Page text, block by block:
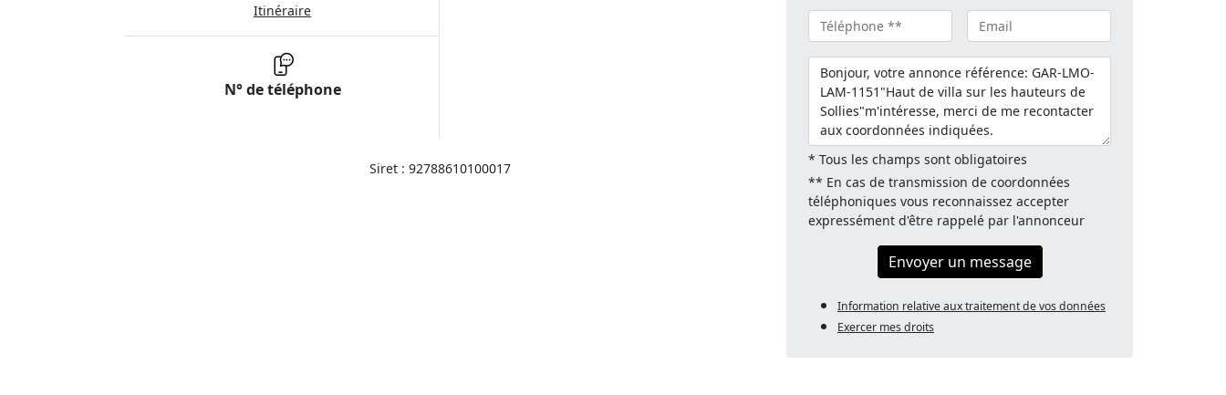
Itinéraire
N° de téléphone
Siret : 92788610100017
* Tous les champs sont obligatoires
** En cas de transmission de coordonnées
téléphoniques vous reconnaissez accepter
expressément d'être rappelé par l'annonceur
Envoyer un message
Information relative aux traitement de vos données
Exercer mes droits